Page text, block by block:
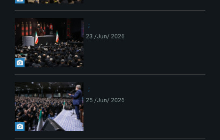
23 /Jun/ 2026
25 /Jun/ 2026